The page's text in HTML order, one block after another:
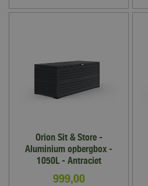
Orion Sit & Store -
Aluminium opbergbox -
1050L - Antraciet
999,00